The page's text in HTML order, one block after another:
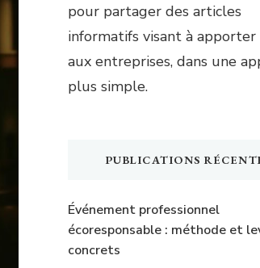
pour partager des articles
informatifs visant à
aux entreprises, dans une
plus simple.
PUBLICATIONS
Événement professionnel
écoresponsable : méthode et
concrets